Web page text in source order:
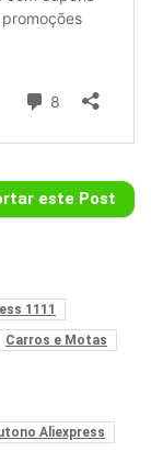
este Post
1111
Carros e Motas
Aliexpress